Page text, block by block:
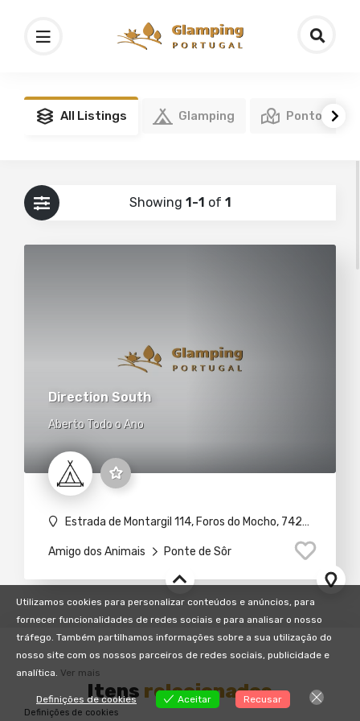
All Listings Glamping Pontos de
Showing 1-1 of 1
Direction South
Aberto Todo o Ano
Estrada de Montargil 114, Foros do Mocho, 7425-015 Montargil
Amigo dos Animais Ponte de Sôr
Itens relacionados
Utilizamos cookies para personalizar conteúdos e anúncios, para
fornecer funcionalidades de redes sociais e para analisar o nosso
tráfego. Também partilhamos informações sobre a sua utilização do
nosso site com os nossos parceiros de redes sociais, publicidade e
analítica. Ver mais
Definições de cookies Aceitar Recusar
Definições de cookies